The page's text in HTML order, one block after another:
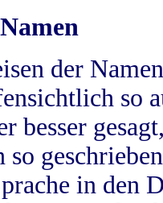
der
so
besser
so
in